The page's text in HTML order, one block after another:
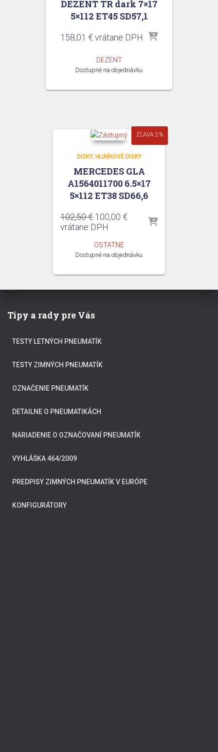
DEZENT TR dark 7×17
5×112 ET45 SD57,1
158,01 €vrátane DPH
DEZENT
Dostupné na objednávku
ZĽAVA 2%
DISKY HLINÍKOVÉ DISKY
MERCEDES GLA
A1564011700 6.5×17
5×112 ET38 SD66,6
102,50€ Pôvodná
cena
102,50 €.
100,00 €Aktuálna
vrátane DPH
OSTATNE
Dostupné na objednávku
Tipy a rady pre Vás
TESTY LETNÝCH PNEUMATÍK
TESTY ZIMNÝCH PNEUMATÍK
OZNAČENIE PNEUMATÍK
DETAILNE O PNEUMATIKÁCH
NARIADENIE O OZNAČOVANÍ PNEUMATÍK
VYHLÁŠKA 464/2009
PREDPISY ZIMNÝCH PNEUMATÍK V EURÓPE
KONFIGURÁTORY